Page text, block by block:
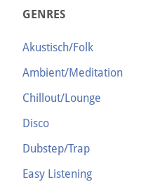
GENRES
Akustisch/Folk
Ambient/Meditation
Chillout/Lounge
Disco
Dubstep/Trap
Easy Listening